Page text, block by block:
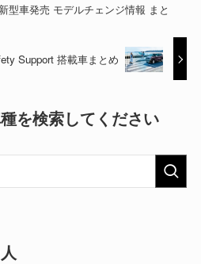
型車発売 モデルチェンジ情報 まと
Support 搭載車まとめ
を検索してください